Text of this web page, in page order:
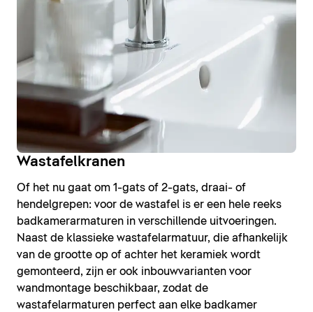
Wastafelkranen
Of het nu gaat om 1-gats of 2-gats, draai- of
hendelgrepen: voor de wastafel is er een hele reeks
badkamerarmaturen in verschillende uitvoeringen.
Naast de klassieke wastafelarmatuur, die afhankelijk
van de grootte op of achter het keramiek wordt
gemonteerd, zijn er ook inbouwvarianten voor
wandmontage beschikbaar, zodat de
wastafelarmaturen perfect aan elke badkamer